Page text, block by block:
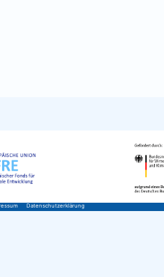
Datenschutzerklärung